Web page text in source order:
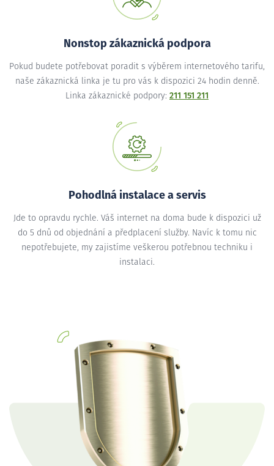
Nonstop zákaznická podpora
Pokud budete potřebovat poradit s výběrem internetového tarifu,
naše zákaznická linka je tu pro vás k dispozici 24 hodin denně.
Linka zákaznické podpory: 211 151 211
Pohodlná instalace a servis
Jde to opravdu rychle. Váš internet na doma bude k dispozici už
do 5 dnů od objednání a předplacení služby. Navíc k tomu nic
nepotřebujete, my zajistíme veškerou potřebnou techniku i
instalaci.